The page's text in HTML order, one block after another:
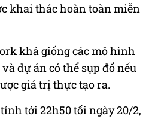
khai thác hoàn toàn miễn
khá giống các mô hình
dự án có thể sụp đổ nếu
giá trị thực tạo ra.
tới 22h50 tối ngày 20/2,